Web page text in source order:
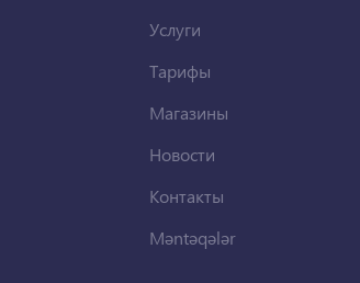
Услуги
Тарифы
Магазины
Новости
Контакты
Məntəqələr